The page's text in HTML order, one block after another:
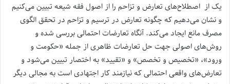
یک از اصطلاح‌های تعارض و تزاحم را از اصول فقه شیعه تبیین می‌کنیم
و نشان می‌دهیم که چگونه تعارض در ترسیم و تزاحم در تحقق الگوی
مصرف مانع ایجاد می‌کند. آنگاه تعارضات احتمالی بررسی شده و
روش‌های اصولی جهت حل تعارضات ظاهری از جمله «حکومت و
ورود»، «تخصیص و تخصص» و «تقیید» به اختصار تبیین می‌شود و
تعارض‌های واقعی احتمالی که نیازمند کار اجتهادی است به مجالی دیگر